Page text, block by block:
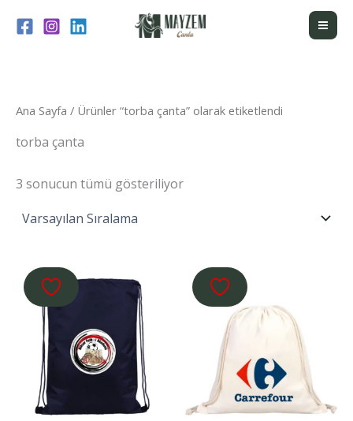
atla
Ana Sayfa / Ürünler “torba çanta” olarak etiketlendi
torba çanta
3 sonucun tümü gösteriliyor